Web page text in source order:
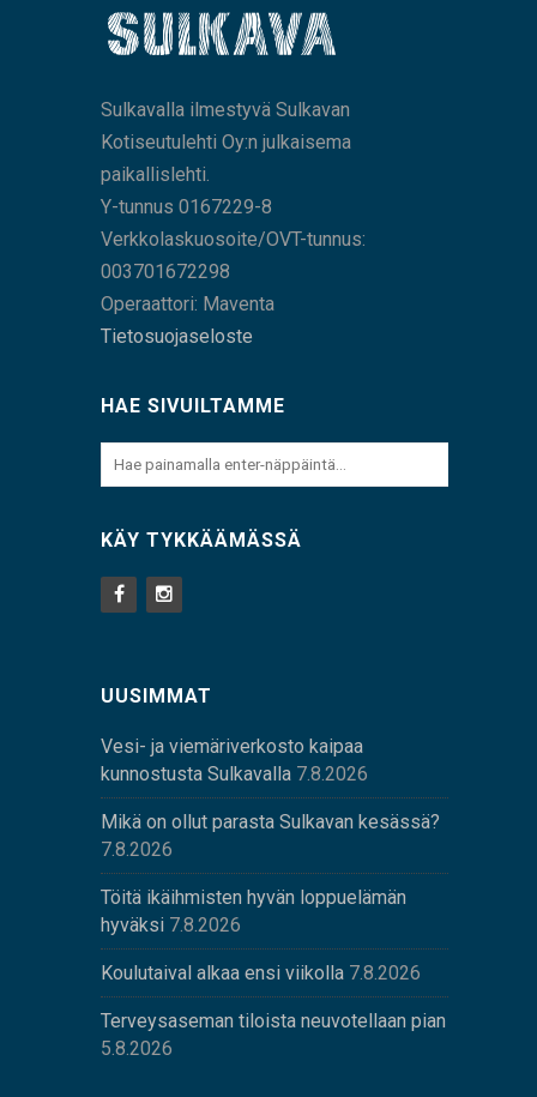
Sulkavalla ilmestyvä Sulkavan
Kotiseutulehti Oy:n julkaisema
paikallislehti.
Y-tunnus 0167229-8
Verkkolaskuosoite/OVT-tunnus:
003701672298
Operaattori: Maventa
Tietosuojaseloste
HAE SIVUILTAMME
KÄY TYKKÄÄMÄSSÄ
UUSIMMAT
Vesi- ja viemäriverkosto kaipaa
kunnostusta Sulkavalla 7.8.2026
Mikä on ollut parasta Sulkavan kesässä?
7.8.2026
Töitä ikäihmisten hyvän loppuelämän
hyväksi 7.8.2026
Koulutaival alkaa ensi viikolla 7.8.2026
Terveysaseman tiloista neuvotellaan pian
5.8.2026